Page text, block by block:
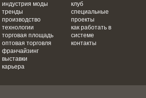
индустрия моды
тренды
производство
технологии
торговая площадь
оптовая торговля
франчайзинг
выставки
карьера
клуб
специальные
проекты
как работать в
системе
контакты